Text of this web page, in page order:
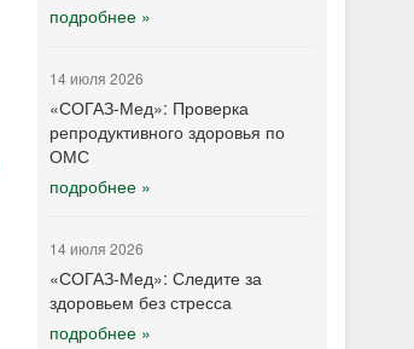
подробнее »
14 июля 2026
«СОГАЗ-Мед»: Проверка
репродуктивного здоровья по
ОМС
подробнее »
14 июля 2026
«СОГАЗ-Мед»: Следите за
здоровьем без стресса
подробнее »